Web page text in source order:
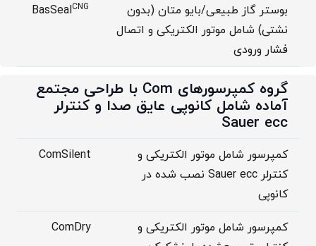
بوستر گاز طبیعی/بایو متان (بدون
نشتی) شامل موتور الکتریکی و اتصال
فشار ورودی
BasSealCNG
گروه کمپرسورهای Com با طراحی مجتمع
آماده شامل کانوپی عایق صدا و کنترلر
Sauer ecc
کمپرسور شامل موتور الکتریکی و
کنترلر Sauer ecc نصب شده در
کانوپی
ComSilent
کمپرسور شامل موتور الکتریکی و
ComDry